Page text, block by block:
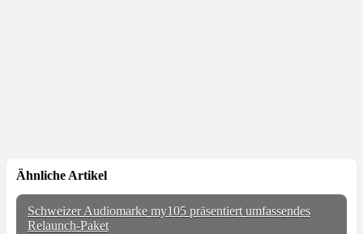
Ähnliche Artikel
Schweizer Audiomarke my105 präsentiert umfassendes
Relaunch-Paket